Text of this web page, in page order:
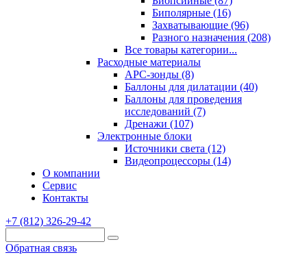
Биполярные (16)
Захватывающие (96)
Разного назначения (208)
Все товары категории...
Расходные материалы
АРС-зонды (8)
Баллоны для дилатации (40)
Баллоны для проведения
исследований (7)
Дренажи (107)
Электронные блоки
Источники света (12)
Видеопроцессоры (14)
О компании
Сервис
Контакты
+7 (812) 326-29-42
Обратная связь